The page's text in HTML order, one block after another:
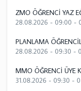
ZMO ÖĞRENCİ YAZ
28.08.2026 - 09:00 -
PLANLAMA
28.08.2026 - 09:30 -
MMO ÖĞRENCİ ÜYE
31.08.2026 - 09:30 -